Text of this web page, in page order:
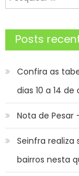
Post
por:
Posts
Confira as
dias 10 a 14
Nota de Pesar
Seinfra
bairros nesta